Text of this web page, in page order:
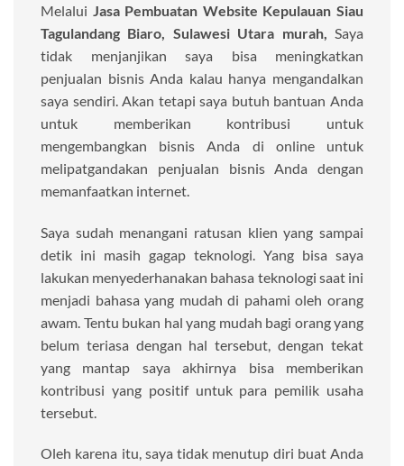
Melalui Jasa Pembuatan Website Kepulauan Siau
Tagulandang Biaro, Sulawesi Utara murah, Saya
tidak menjanjikan saya bisa meningkatkan
penjualan bisnis Anda kalau hanya mengandalkan
saya sendiri. Akan tetapi saya butuh bantuan Anda
untuk memberikan kontribusi untuk
mengembangkan bisnis Anda di online untuk
melipatgandakan penjualan bisnis Anda dengan
memanfaatkan internet.
Saya sudah menangani ratusan klien yang sampai
detik ini masih gagap teknologi. Yang bisa saya
lakukan menyederhanakan bahasa teknologi saat ini
menjadi bahasa yang mudah di pahami oleh orang
awam. Tentu bukan hal yang mudah bagi orang yang
belum teriasa dengan hal tersebut, dengan tekat
yang mantap saya akhirnya bisa memberikan
kontribusi yang positif untuk para pemilik usaha
tersebut.
Oleh karena itu, saya tidak menutup diri buat Anda